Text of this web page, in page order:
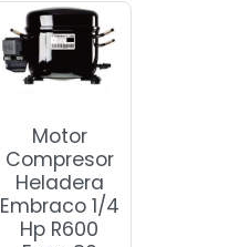
Motor
Compresor
Heladera
Embraco 1/4
Hp R600